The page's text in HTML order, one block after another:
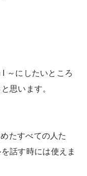
～にしたいところ
思います。
たすべての人た
話す時には使えま